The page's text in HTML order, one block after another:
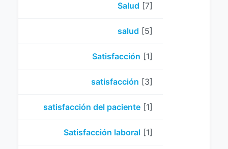
Salud [7]
salud [5]
Satisfacción [1]
satisfacción [3]
satisfacción del paciente [1]
Satisfacción laboral [1]